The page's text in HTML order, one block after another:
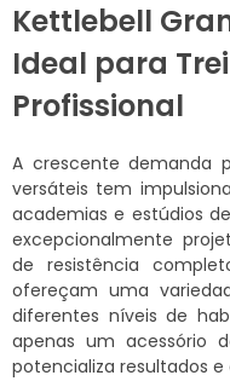
Kettlebell
Ideal para
Profissional
A crescente demanda
versáteis tem
academias e estúdios
excepcionalmente
de resistência
ofereçam uma
diferentes níveis de
apenas um acessório
potencializa resultados